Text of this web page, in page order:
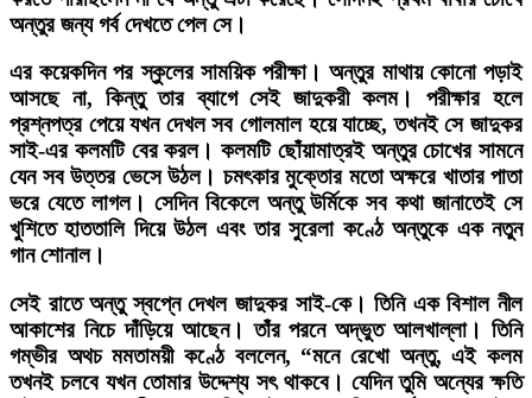
অন্তুর জন্য গর্ব দেখতে পেল সে।
এর কয়েকদিন পর স্কুলের সাময়িক পরীক্ষা। অন্তুর মাথায় কোনো পড়াই
আসছে না, কিন্তু তার ব্যাগে সেই জাদুকরী কলম। পরীক্ষার হলে
প্রশ্নপত্র পেয়ে যখন দেখল সব গোলমাল হয়ে যাচ্ছে, তখনই সে জাদুকর
সাই-এর কলমটি বের করল। কলমটি ছোঁয়ামাত্রই অন্তুর চোখের সামনে
যেন সব উত্তর ভেসে উঠল। চমৎকার মুক্তোর মতো অক্ষরে খাতার পাতা
ভরে যেতে লাগল। সেদিন বিকেলে অন্তু উর্মিকে সব কথা জানাতেই সে
খুশিতে হাততালি দিয়ে উঠল এবং তার সুরেলা কণ্ঠে অন্তুকে এক নতুন
গান শোনাল।
সেই রাতে অন্তু স্বপ্নে দেখল জাদুকর সাই-কে। তিনি এক বিশাল নীল
আকাশের নিচে দাঁড়িয়ে আছেন। তাঁর পরনে অদ্ভুত আলখাল্লা। তিনি
গম্ভীর অথচ মমতাময়ী কণ্ঠে বললেন, “মনে রেখো অন্তু, এই কলম
তখনই চলবে যখন তোমার উদ্দেশ্য সৎ থাকবে। যেদিন তুমি অন্যের ক্ষতি